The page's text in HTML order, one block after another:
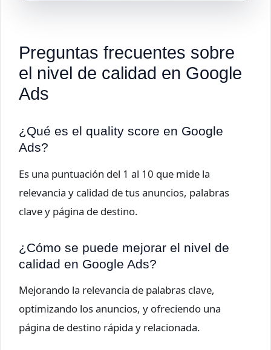
Preguntas frecuentes sobre
el nivel de calidad en Google
Ads
¿Qué es el quality score en Google
Ads?
Es una puntuación del 1 al 10 que mide la
relevancia y calidad de tus anuncios, palabras
clave y página de destino.
¿Cómo se puede mejorar el nivel de
calidad en Google Ads?
Mejorando la relevancia de palabras clave,
optimizando los anuncios, y ofreciendo una
página de destino rápida y relacionada.